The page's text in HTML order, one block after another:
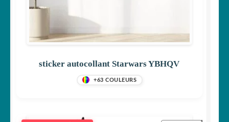
sticker autocollant Starwars YBHQV
+63 COULEURS